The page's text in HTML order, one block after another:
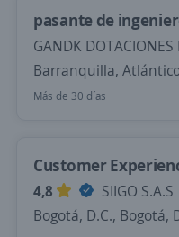
pasante de
GANDK DOTACIONES
Barranquilla,
Más de 30 días
Customer
4,8
SIIGO S.A.S
Bogotá, D.C., Bogotá,